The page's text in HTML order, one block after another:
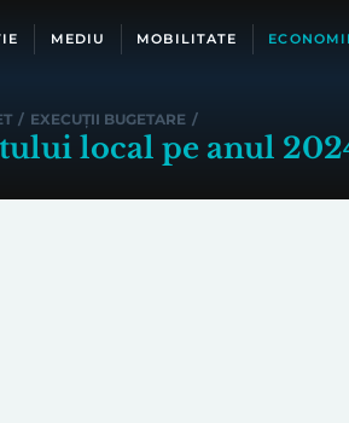
MEDIU MOBILITATE
/ EXECUȚII BUGETARE /
local pe anul